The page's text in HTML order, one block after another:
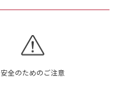
安全のためのご注意